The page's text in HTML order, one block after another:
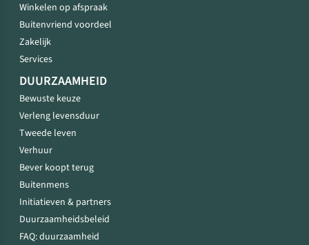
Winkelen op afspraak
Buitenvriend voordeel
Zakelijk
Services
DUURZAAMHEID
Bewuste keuze
Verleng levensduur
Tweede leven
Verhuur
Bever koopt terug
Buitenmens
Initiatieven & partners
Duurzaamheidsbeleid
FAQ: duurzaamheid